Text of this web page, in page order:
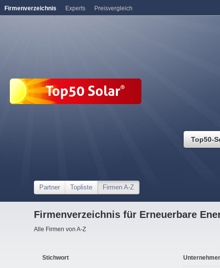
Top50-
Partner Topliste Firmen A-Z
Firmenverzeichnis für Erneuerbare
Alle Firmen von A-Z
Stichwort
Firmenverzeichnis Experts Preisvergleich